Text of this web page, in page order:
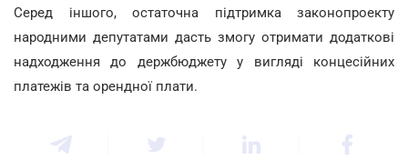
Серед іншого, остаточна підтримка законопроекту
народними депутатами дасть змогу отримати додаткові
надходження до держбюджету у вигляді концесійних
платежів та орендної плати.